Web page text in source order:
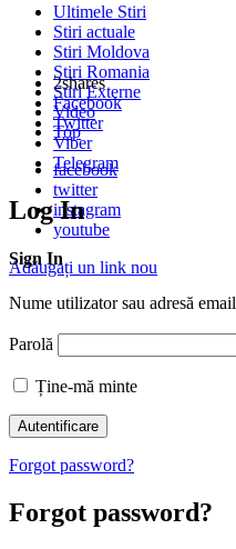
Ultimele Stiri
Stiri actuale
Stiri Moldova
Stiri Romania
Stiri Externe
Video
Top
facebook
twitter
instagram
youtube
Adăugați un link nou
2shares
Facebook
Twitter
Viber
Telegram
Log In
Sign In
Nume utilizator sau adresă email
Parolă
Ține-mă minte
Forgot password?
Forgot password?